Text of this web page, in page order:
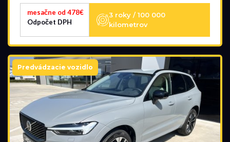
mesačne od 478€
Odpočet DPH
3 roky / 100 000
kilometrov
Predvádzacie vozidlo